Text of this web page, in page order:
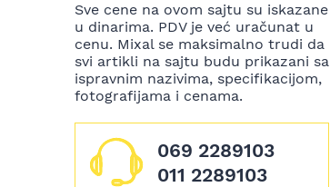
Sve cene na ovom sajtu su iskazane
u dinarima. PDV je već uračunat u
cenu. Mixal se maksimalno trudi da
svi artikli na sajtu budu prikazani sa
ispravnim nazivima, specifikacijom,
fotografijama i cenama.
069 2289103
011 2289103